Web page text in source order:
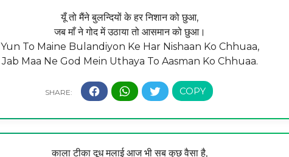
यूँ तो मैंने बुलन्दियों के हर निशान को छुआ,
जब माँ ने गोद में उठाया तो आसमान को छुआ।
Yun To Maine Bulandiyon Ke Har Nishaan Ko Chhuaa,
Jab Maa Ne God Mein Uthaya To Aasman Ko Chhuaa.
काला टीका दूध मलाई आज भी सब कुछ वैसा है,